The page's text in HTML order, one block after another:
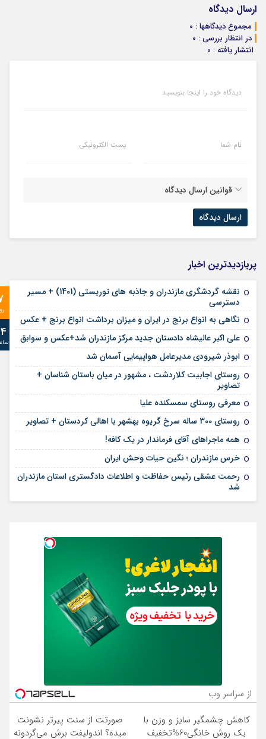
ارسال دیدگاه
مجموع دیدگاهها : 0
در انتظار بررسی : 0
انتشار یافته : 0
دیدگاه خود را اینجا بنویسید
نام شما پست الکترونیکی
قوانین ارسال دیدگاه
پربازدیدترین اخبار
نقشه گردشگری مازندران و جاذبه های توریستی (1401) + مسیر
دسترسی
نگاهی به انواع برنج در ایران و میزان برداشت انواع برنج + عکس
علی‌ اکبر عالیشاه دادستان جدید مرکز مازندران شد+عکس و سوابق
ابوذر شیرودی مدیرعامل هواپیمایی آسمان شد
روستای اجابیت کلاردشت ، مشهور در میان باستان شناسان +
تصاویر
معرفی روستای سمسکنده علیا
روستای 300 ساله سرخ ‌گریوه بهشهر با اهالی کردستان + تصاویر
همه ماجراهای آقای فرماندار در یک کافه!
خرس مازندران ؛ نگین حیات وحش ایران
رحمت عشقی رئیس حفاظت و اطلاعات دادگستری استان مازندران
شد
از سراسر وب
کاهش چشمگیر سایز و وزن با
یک روش خانگی60%تخفیف
صورتت از سنت پیرتر نشونت
میده؟ اندولیفت برش می‌گردونه